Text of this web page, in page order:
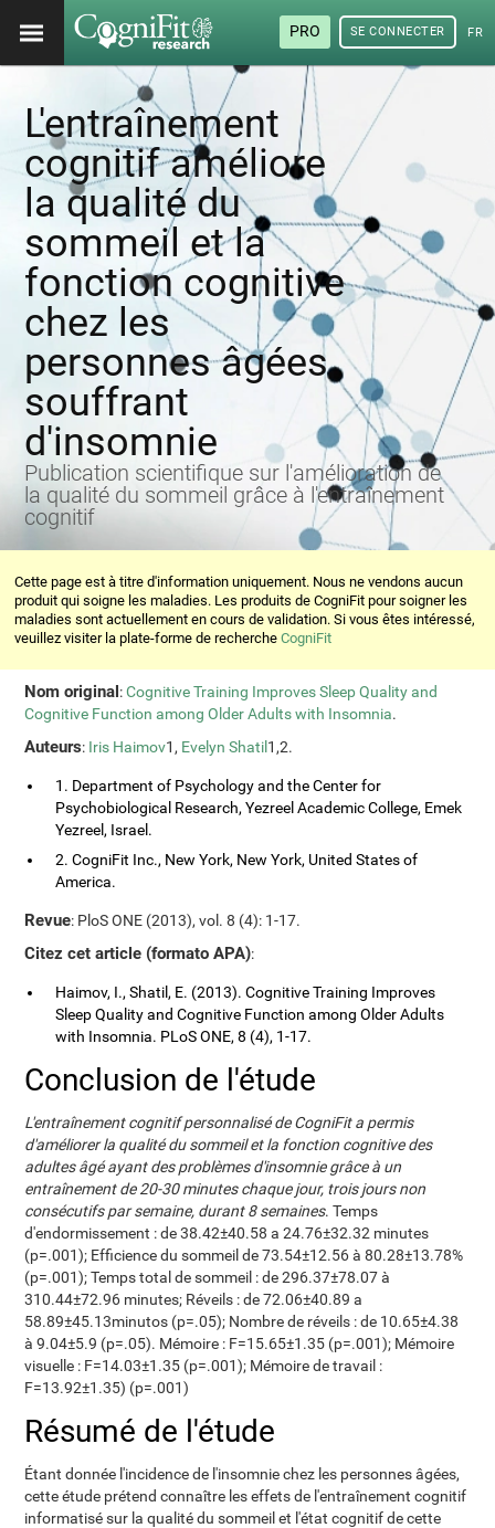
PRO SE CONNECTER
L'entraînement
cognitif améliore
la qualité du
sommeil et la
fonction cognitive
chez les
personnes âgées
souffrant
d'insomnie
Publication scientifique sur l'amélioration de
la qualité du sommeil grâce à l'entraînement
cognitif
Cette page est à titre d'information uniquement. Nous ne vendons aucun
produit qui soigne les maladies. Les produits de CogniFit pour soigner les
maladies sont actuellement en cours de validation. Si vous êtes intéressé,
veuillez visiter la plate-forme de rechercheCogniFit
Nom original:Cognitive Training Improves Sleep Quality and
Cognitive Function among Older Adults with Insomnia.
Auteurs: Iris Haimov1, Evelyn Shatil 1,2.
1. Department of Psychology and the Center for
Psychobiological Research, Yezreel Academic College, Emek
Yezreel, Israel.
2. CogniFit Inc., New York, New York, United States of
America.
Revue: PloS ONE (2013), vol. 8 (4): 1-17.
Citez cet article (formato APA):
Haimov, I., Shatil, E. (2013). Cognitive Training Improves
Sleep Quality and Cognitive Function among Older Adults
with Insomnia. PLoS ONE, 8 (4), 1-17.
Conclusion de l'étude
L'entraînement cognitif personnalisé de CogniFit a permis
d'améliorer la qualité du sommeil et la fonction cognitive des
adultes âgé ayant des problèmes d'insomnie grâce à un
entraînement de 20-30 minutes chaque jour, trois jours non
consécutifs par semaine, durant 8 semaines. Temps
d'endormissement : de 38.42±40.58 a 24.76±32.32 minutes
(p=.001); Efficience du sommeil de 73.54±12.56 à 80.28±13.78%
(p=.001); Temps total de sommeil : de 296.37±78.07 à
310.44±72.96 minutes; Réveils : de 72.06±40.89 a
58.89±45.13minutos (p=.05); Nombre de réveils : de 10.65±4.38
à 9.04±5.9 (p=.05). Mémoire : F=15.65±1.35 (p=.001); Mémoire
visuelle : F=14.03±1.35 (p=.001); Mémoire de travail :
F=13.92±1.35) (p=.001)
Résumé de l'étude
Étant donnée l'incidence de l'insomnie chez les personnes âgées,
cette étude prétend connaître les effets de l'entraînement cognitif
informatisé sur la qualité du sommeil et l'état cognitif de cette